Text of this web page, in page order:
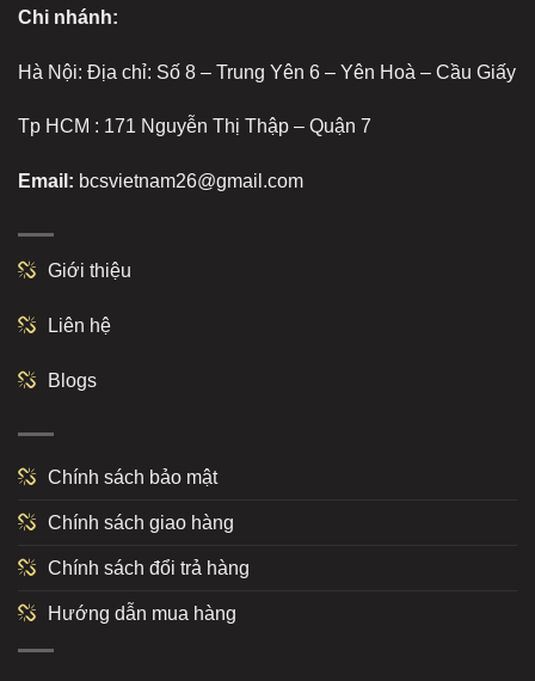
Chi nhánh:
Hà Nội: Địa chỉ: Số 8 – Trung Yên 6 – Yên Hoà – Cầu Giấy
Tp HCM : 171 Nguyễn Thị Thập – Quận 7
Email: bcsvietnam26@gmail.com
Giới thiệu
Liên hệ
Blogs
Chính sách bảo mật
Chính sách giao hàng
Chính sách đổi trả hàng
Hướng dẫn mua hàng